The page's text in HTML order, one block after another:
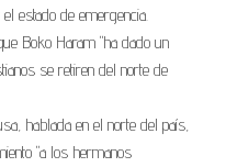
estado de emergencia.
Boko Haram "ha dado un
se retiren del norte de
hablada en el norte del país,
"a los hermanos